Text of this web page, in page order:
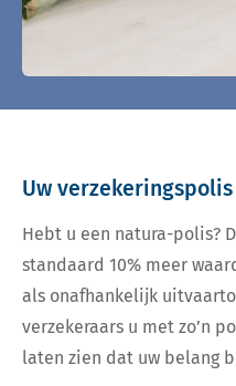
Uw
Hebt u een natura-polis?
standaard 10% meer
als onafhankelijk
verzekeraars u met zo’n
laten zien dat uw belang